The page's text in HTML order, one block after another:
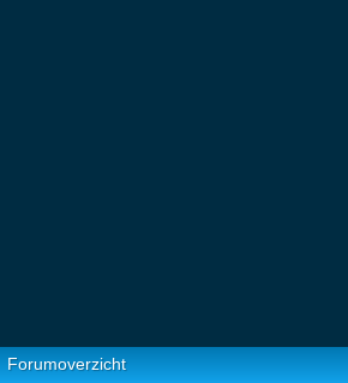
Forumoverzicht